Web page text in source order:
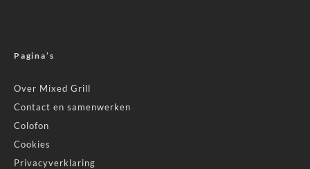
Pagina’s
Over Mixed Grill
Contact en samenwerken
Colofon
Cookies
Privacyverklaring